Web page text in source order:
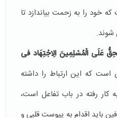
خود را به زحمت بیاندازد تا
شوند.
عَلَى الْمُسْلِمِینَ الِاجْتِهَاد فی
که این ارتباط را داشته
کار رفته در باب تفاعل است،
باید اقدام به پیوست قلبی و